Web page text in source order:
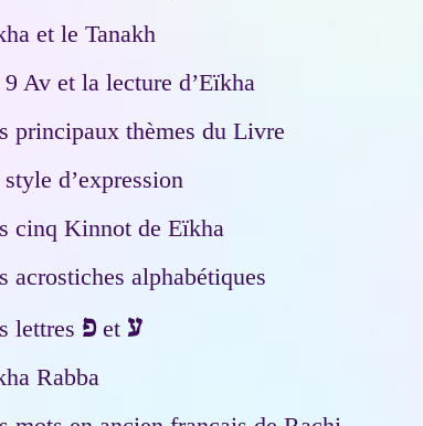
et le Tanakh
Av et la lecture d’Eïkha
principaux thèmes du Livre
d’expression
cinq Kinnot de Eïkha
acrostiches alphabétiques
lettres פ et ע
Rabba